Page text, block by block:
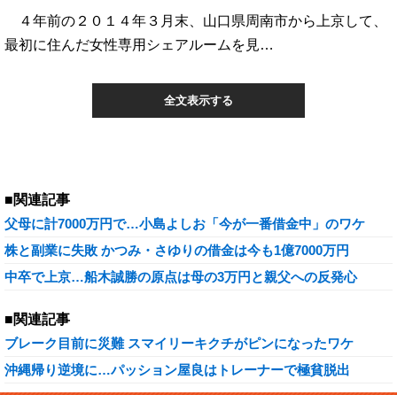
４年前の２０１４年３月末、山口県周南市から上京して、
最初に住んだ女性専用シェアルームを見…
全文表示する
■関連記事
父母に計7000万円で…小島よしお「今が一番借金中」のワケ
株と副業に失敗 かつみ・さゆりの借金は今も1億7000万円
中卒で上京…船木誠勝の原点は母の3万円と親父への反発心
■関連記事
ブレーク目前に災難 スマイリーキクチがピンになったワケ
沖縄帰り逆境に…パッション屋良はトレーナーで極貧脱出